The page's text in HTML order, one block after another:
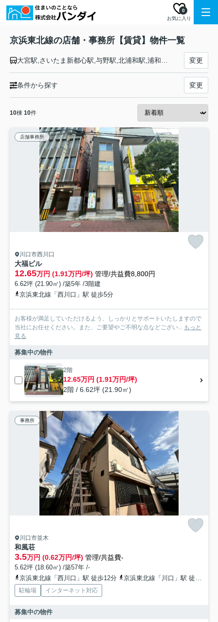
お気に入り
0
京浜東北線の店舗・事務所【賃貸】物件一覧
変更
条件から探す 変更
10棟 10件
店舗事務所
川口市西川口
大福ビル
12.65万円 (1.91万円/坪) 管理/共益費8,800円
6.62坪 (21.90㎡) /築5年 /3階建
京浜東北線「西川口」駅 徒歩5分
お客様が満足していただけるよう、しっかりとサポートいたしますので
当社にお任せください。また、ご要望やご不明な点などござい... もっと
見る
募集中の物件
2階
12.65万円 (1.91万円/坪)
2階 / 6.62坪 (21.90㎡)
事務所
川口市並木
和風荘
3.5万円 (0.62万円/坪) 管理/共益費-
5.62坪 (18.60㎡) /築57年 /-
京浜東北線「西川口」駅 徒歩12分
京浜東北線「川口」駅 徒歩17分
駐輪場 インターネット対応
募集中の物件